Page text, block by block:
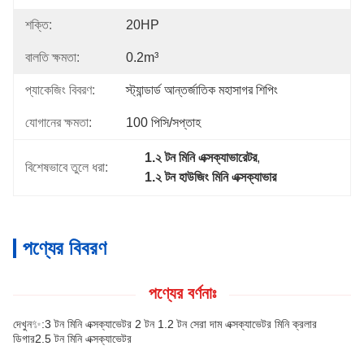
শক্তি: 20HP
বালতি ক্ষমতা: 0.2m³
প্যাকেজিং বিবরণ: স্ট্যান্ডার্ড আন্তর্জাতিক মহাসাগর শিপিং
যোগানের ক্ষমতা: 100 পিসি/সপ্তাহ
বিশেষভাবে তুলে ধরা:
1.২ টন মিনি এক্সক্যাভারেটর,
1.২ টন হাউজিং মিনি এক্সক্যাভার
পণ্যের বিবরণ
পণ্যের বর্ণনাঃ
দেখুন✨:3 টন মিনি এক্সক্যাভেটর 2 টন 1.2 টন সেরা দাম এক্সক্যাভেটর মিনি ক্রলার
ডিগার2.5 টন মিনি এক্সক্যাভেটর